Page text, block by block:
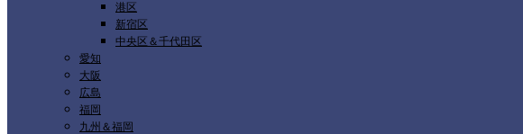
港区
新宿区
中央区＆千代田区
愛知
大阪
広島
福岡
九州＆福岡